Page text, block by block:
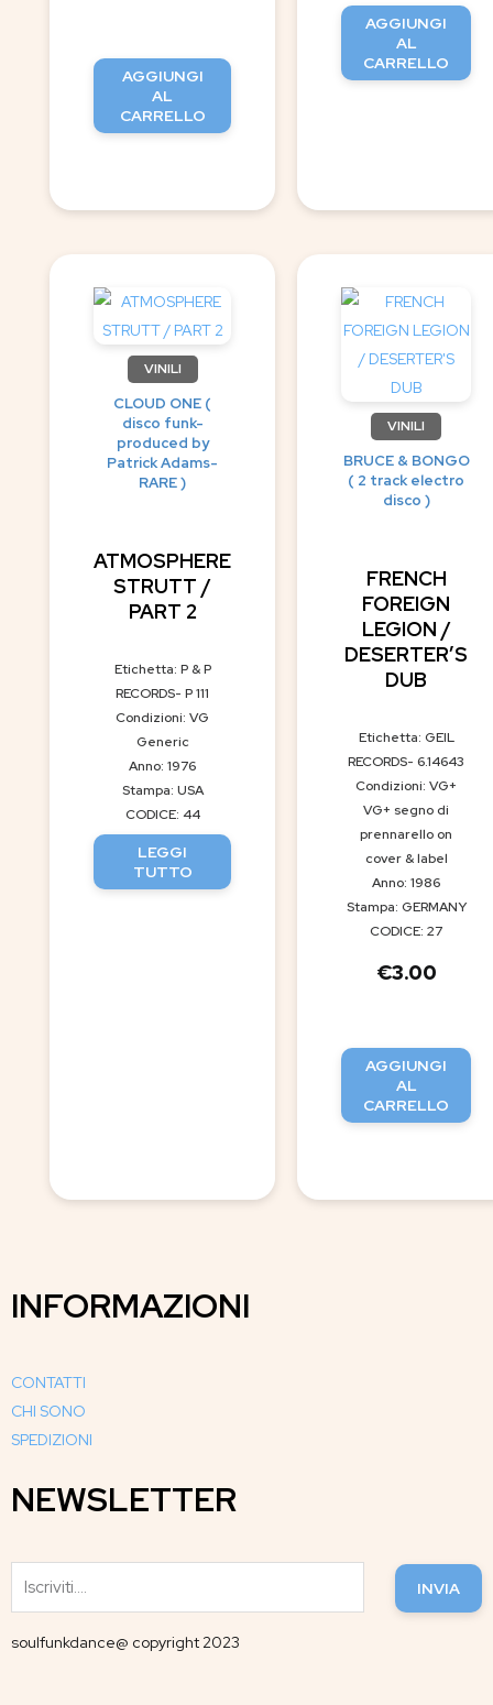
AGGIUNGI
AL
CARRELLO
AGGIUNGI
AL
CARRELLO
VINILI
CLOUD ONE (
disco funk-
produced by
Patrick Adams-
RARE )
ATMOSPHERE
STRUTT /
PART 2
Etichetta: P & P
RECORDS- P 111
Condizioni: VG
Generic
Anno: 1976
Stampa: USA
CODICE: 44
LEGGI
TUTTO
VINILI
BRUCE & BONGO
( 2 track electro
disco )
FRENCH
FOREIGN
LEGION /
DESERTER’S
DUB
Etichetta: GEIL
RECORDS- 6.14643
Condizioni: VG+
VG+ segno di
prennarello on
cover & label
Anno: 1986
Stampa: GERMANY
CODICE: 27
€3.00
AGGIUNGI
AL
CARRELLO
INFORMAZIONI
CONTATTI
CHI SONO
SPEDIZIONI
NEWSLETTER
INVIA
soulfunkdance@ copyright 2023